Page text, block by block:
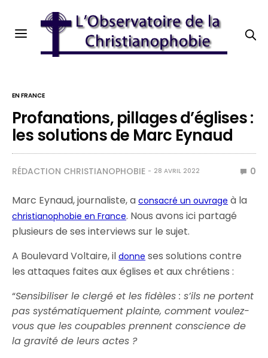
EN FRANCE
Profanations, pillages d’églises :
les solutions de Marc Eynaud
RÉDACTION CHRISTIANOPHOBIE 28 AVRIL 2022 0
Marc Eynaud, journaliste, aconsacré un ouvrage à la
christianophobie en France. Nous avons ici partagé
plusieurs de ses interviews sur le sujet.
A Boulevard Voltaire, ildonne ses solutions contre
les attaques faites aux églises et aux chrétiens :
“Sensibiliser le clergé et les fidèles : s’ils ne portent
pas systématiquement plainte, comment voulez-
vous que les coupables prennent conscience de
la gravité de leurs actes ?